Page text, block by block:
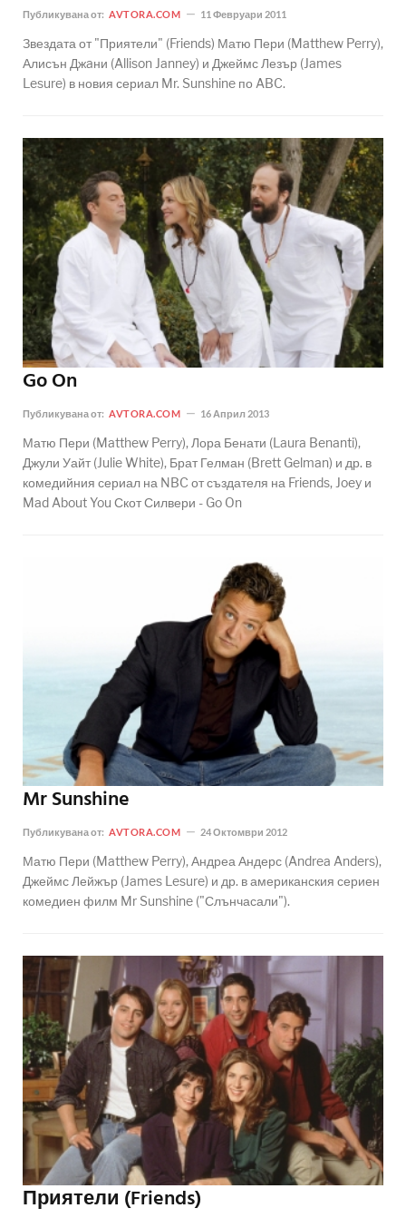
Публикувана от: AVTORA.COM 11 Февруари 2011
Звездата от "Приятели" (Friends) Матю Пери (Matthew Perry),
Алисън Джaни (Allison Janney) и Джеймс Лезър (James
Lesure) в новия сериал Mr. Sunshine по ABC.
Go On
Публикувана от: AVTORA.COM 16 Април 2013
Матю Пери (Matthew Perry), Лора Бенати (Laura Benanti),
Джули Уайт (Julie White), Брат Гелман (Brett Gelman) и др. в
комедийния сериал на NBC от създателя на Friends, Joey и
Mad About You Скот Силвери - Go On
Mr Sunshine
Публикувана от: AVTORA.COM 24 Октомври 2012
Матю Пери (Matthew Perry), Андреа Андерс (Andrea Anders),
Джеймс Лейжър (James Lesure) и др. в американския сериен
комедиен филм Mr Sunshine ("Слънчасали").
Приятели (Friends)